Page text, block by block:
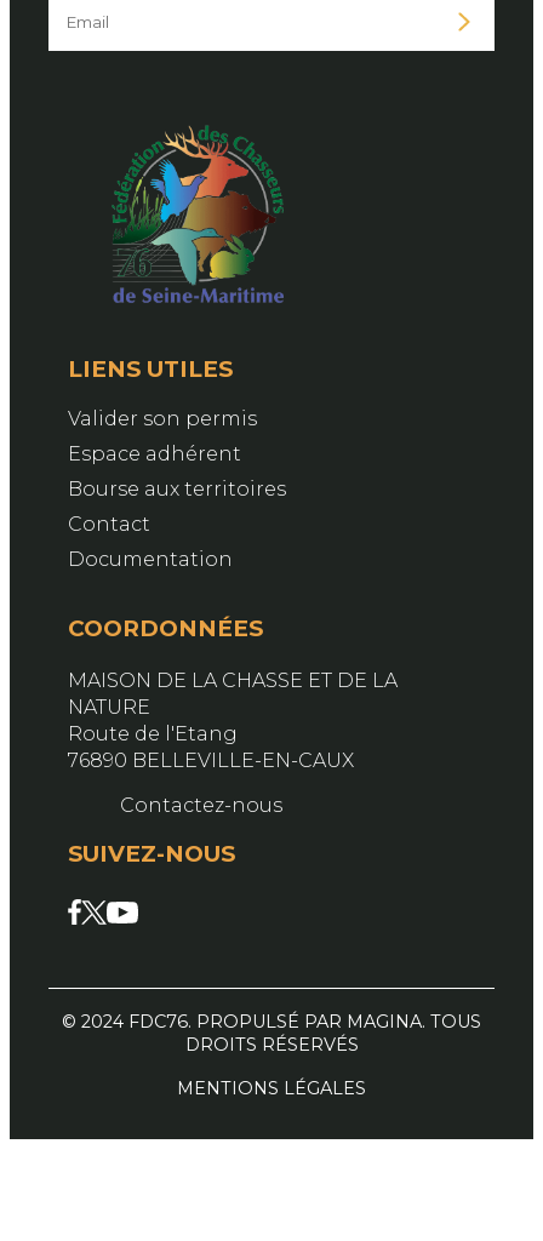
LIENS UTILES
Valider son permis
Espace adhérent
Bourse aux territoires
Contact
Documentation
COORDONNÉES
MAISON DE LA CHASSE ET DE LA
NATURE
Route de l'Etang
76890 BELLEVILLE-EN-CAUX
Contactez-nous
SUIVEZ-NOUS
Facebook
X YouTube
© 2024 FDC76. PROPULSÉ PAR MAGINA. TOUS
DROITS RÉSERVÉS
MENTIONS LÉGALES